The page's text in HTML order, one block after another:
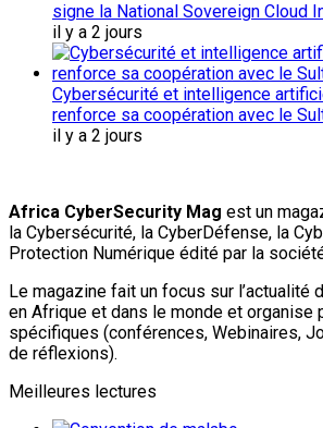
signe la National Sovereign Cloud
il y a 2 jours
Cybersécurité et intelligence
renforce sa coopération avec le
il y a 2 jours
Africa CyberSecurity Mag est un
la Cybersécurité, la CyberDéfense, la
Protection Numérique édité par la
Le magazine fait un focus sur l’actualité
en Afrique et dans le monde et organise
spécifiques (conférences, Webinaires,
de réflexions).
Meilleures lectures